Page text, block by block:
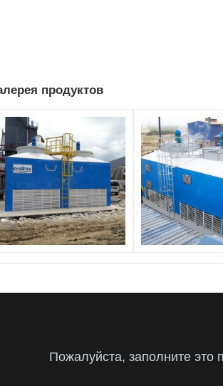
продуктов
Пожалуйста, заполните это